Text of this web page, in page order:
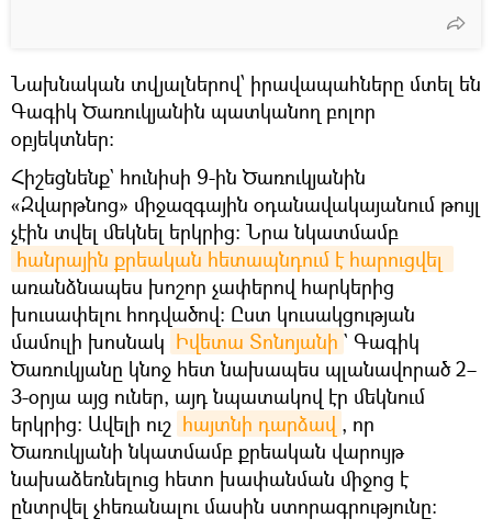
Նախնական տվյալներով՝ իրավապահները մտել են
Գագիկ Ծառուկյանին պատկանող բոլոր
օբյեկտներ։
Հիշեցնենք` հունիսի 9-ին Ծառուկյանին
«Զվարթնոց» միջազգային օդանավակայանում թույլ
չէին տվել մեկնել երկրից։ Նրա նկատմամբ
առանձնապես խոշոր չափերով հարկերից
խուսափելու հոդվածով։ Ըստ կուսակցության
մամուլի խոսնակ Իվետա Տոնոյանի ` Գագիկ
Ծառուկյանը կնոջ հետ նախապես պլանավորած 2–
3-օրյա այց ուներ, այդ նպատակով էր մեկնում
երկրից։ Ավելի ուշ հայտնի դարձավ , որ
Ծառուկյանի նկատմամբ քրեական վարույթ
նախաձեռնելուց հետո խափանման միջոց է
ընտրվել չհեռանալու մասին ստորագրությունը։